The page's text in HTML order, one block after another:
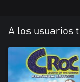
A los usuarios